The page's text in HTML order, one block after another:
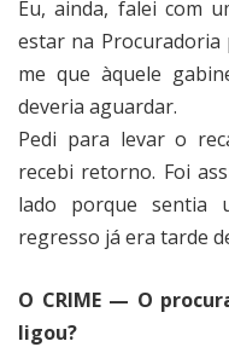
Eu, ainda, falei com
estar na Procuradoria
me que àquele
deveria aguardar.
Pedi para levar o
recebi retorno. Foi
lado porque sentia
regresso já era tarde
O CRIME — O
ligou?